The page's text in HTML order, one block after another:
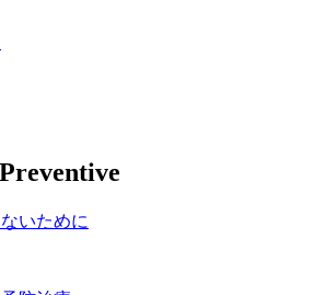
Preventive
いために